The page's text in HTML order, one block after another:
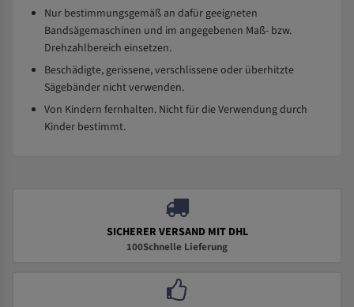
Nur bestimmungsgemäß an dafür geeigneten
Bandsägemaschinen und im angegebenen Maß- bzw.
Drehzahlbereich einsetzen.
Beschädigte, gerissene, verschlissene oder überhitzte
Sägebänder nicht verwenden.
Von Kindern fernhalten. Nicht für die Verwendung durch
Kinder bestimmt.
SICHERER VERSAND MIT DHL
100Schnelle Lieferung